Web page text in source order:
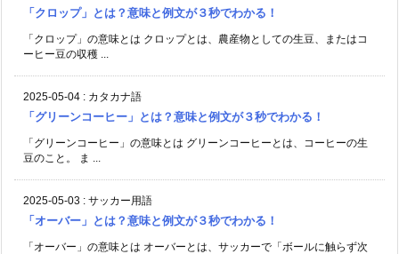
「クロップ」とは？意味と例文が３秒でわかる！
「クロップ」の意味とは クロップとは、農産物としての生豆、またはコ
ーヒー豆の収穫 ...
2025-05-04 : カタカナ語
「グリーンコーヒー」とは？意味と例文が３秒でわかる！
「グリーンコーヒー」の意味とは グリーンコーヒーとは、コーヒーの生
豆のこと。 ま ...
2025-05-03 : サッカー用語
「オーバー」とは？意味と例文が３秒でわかる！
「オーバー」の意味とは オーバーとは、サッカーで「ボールに触らず次